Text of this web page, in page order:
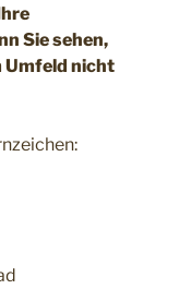
Sie sehen,
Umfeld nicht